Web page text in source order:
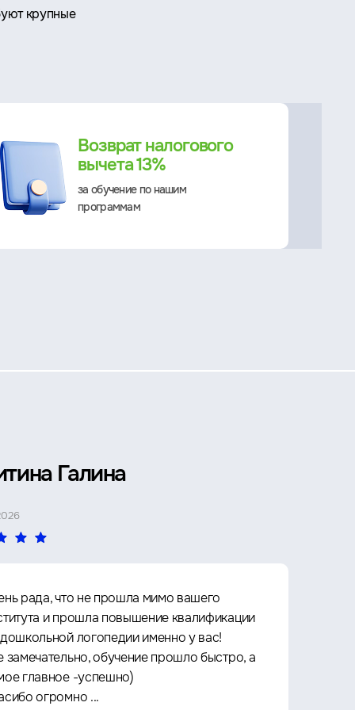
крупные
Возврат налогового
вычета 13%
за обучение по нашим
программам
Галина
рада, что не прошла мимо вашего
и прошла повышение квалификации
логопедии именно у вас!
замечательно, обучение прошло быстро, а
главное -успешно)
огромно ...